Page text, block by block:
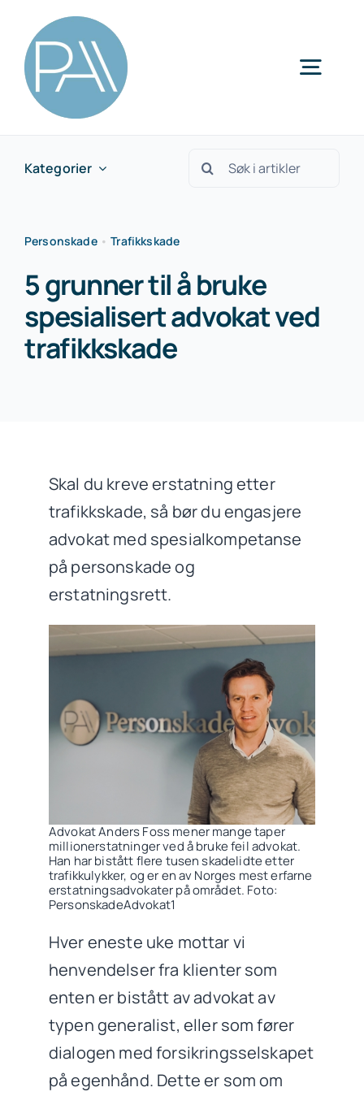
content
Kategorier
Søk
Personskade•Trafikkskade
5 grunner til å bruke
spesialisert advokat ved
trafikkskade
Skal du kreve erstatning etter
trafikkskade, så bør du engasjere
advokat med spesialkompetanse
på personskade og
erstatningsrett.
Advokat Anders Foss mener mange taper
millionerstatninger ved å bruke feil advokat.
Han har bistått flere tusen skadelidte etter
trafikkulykker, og er en av Norges mest erfarne
erstatningsadvokater på området. Foto:
PersonskadeAdvokat1
Hver eneste uke mottar vi
henvendelser fra klienter som
enten er bistått av advokat av
typen generalist, eller som fører
dialogen med forsikringsselskapet
på egenhånd. Dette er som om